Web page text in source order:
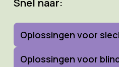
Snel naar:
Oplossingen voor
Oplossingen voor